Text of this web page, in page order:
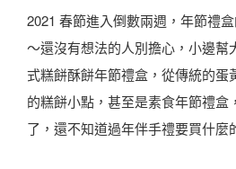
業
送
禮
看
這
禮
盒
！
精
選
2021 春節進入倒數兩週，年節禮
～還沒有想法的人別擔心，小邊幫
式糕餅酥餅年節禮盒，從傳統的蛋
的糕餅小點，甚至是素食年節禮盒
了，還不知道過年伴手禮要買什麼